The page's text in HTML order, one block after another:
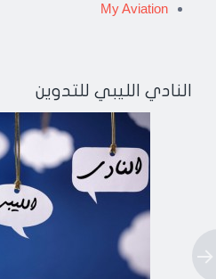
My Aviation
النادي الليبي للتدوين